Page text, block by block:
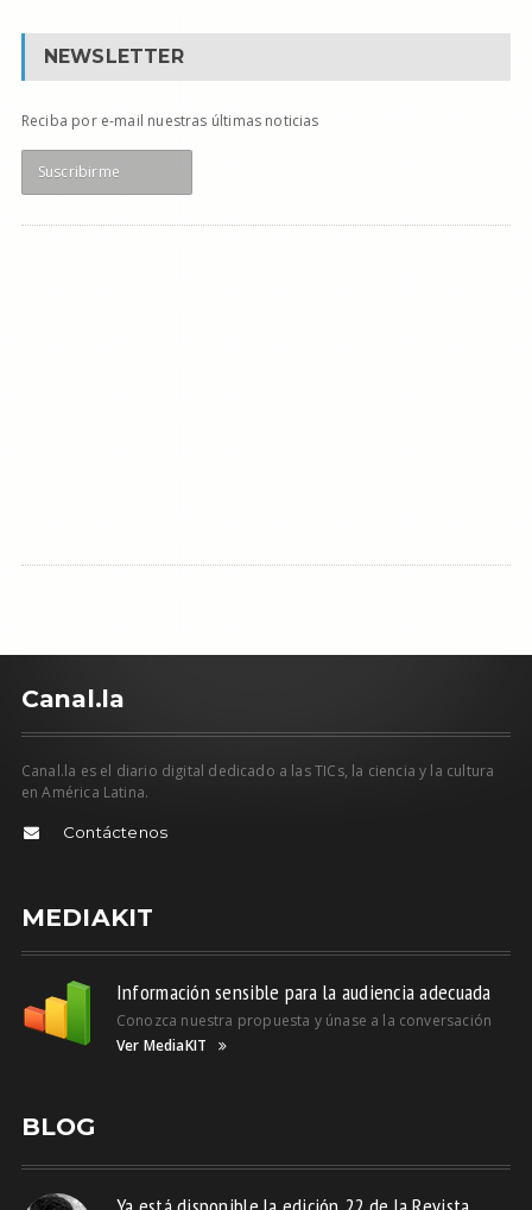
NEWSLETTER
Reciba por e-mail nuestras últimas noticias
Suscribirme
Canal.la
Canal.la es el diario digital dedicado a las TICs, la ciencia y la cultura
en América Latina.
Contáctenos
MEDIAKIT
Información sensible para la audiencia adecuada
Conozca nuestra propuesta y únase a la conversación
Ver MediaKIT
BLOG